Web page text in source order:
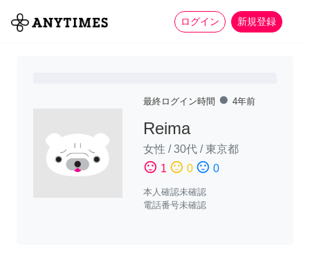
ログイン 新規登録
全て 家事 more_horiz
最終ログイン時間 fiber_manual_record 4年前
Reima
女性 /30代 /東京都
sentiment_satisfied 1 sentiment_neutral 0 sentiment_dissatisfied 0
本人確認未確認
電話番号未確認